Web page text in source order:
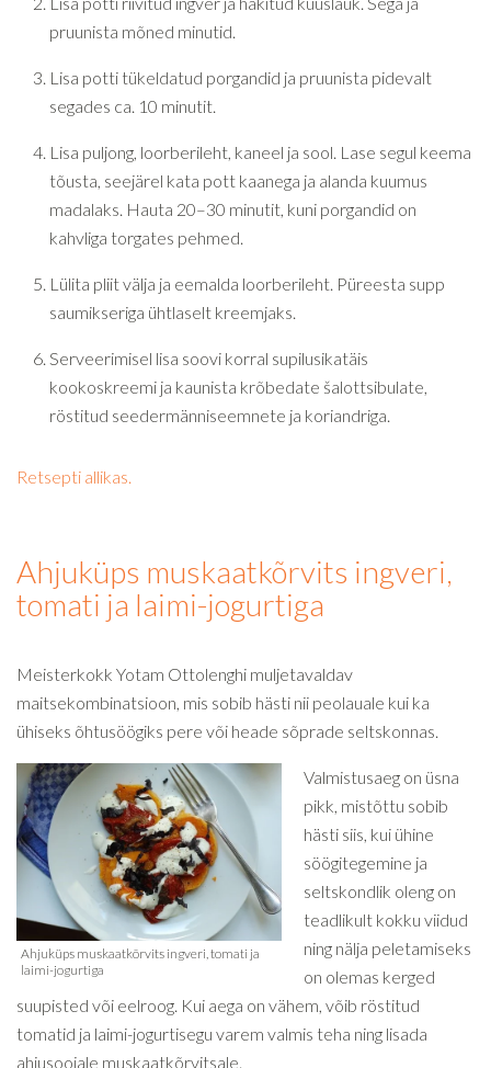
pruunista mõned minutid.
Lisa potti tükeldatud porgandid ja pruunista pidevalt
segades ca. 10 minutit.
Lisa puljong, loorberileht, kaneel ja sool. Lase segul keema
tõusta, seejärel kata pott kaanega ja alanda kuumus
madalaks. Hauta 20–30 minutit, kuni porgandid on
kahvliga torgates pehmed.
Lülita pliit välja ja eemalda loorberileht. Püreesta supp
saumikseriga ühtlaselt kreemjaks.
Serveerimisel lisa soovi korral supilusikatäis
kookoskreemi ja kaunista krõbedate šalottsibulate,
röstitud seedermänniseemnete ja koriandriga.
Retsepti allikas.
Ahjuküps muskaatkõrvits ingveri,
tomati ja laimi-jogurtiga
Meisterkokk Yotam Ottolenghi muljetavaldav
maitsekombinatsioon, mis sobib hästi nii peolauale kui ka
ühiseks õhtusöögiks pere või heade sõprade seltskonnas.
Valmistusaeg on üsna
pikk, mistõttu sobib
hästi siis, kui ühine
söögitegemine ja
seltskondlik oleng on
teadlikult kokku viidud
ning nälja peletamiseks
on olemas kerged
suupisted või eelroog. Kui aega on vähem, võib röstitud
tomatid ja laimi-jogurtisegu varem valmis teha ning lisada
ahjusoojale muskaatkõrvitsale.